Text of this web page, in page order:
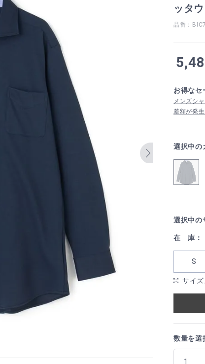
ッタ
品番：
お得なセ
メンズシ
差額が発
選択中の
選択中の
在 庫：
S
サイ
数量を選